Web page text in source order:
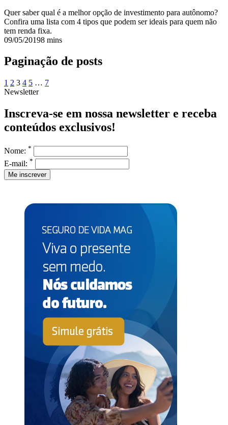
Quer saber qual é a melhor opção de investimento para autônomo?
Confira uma lista com 4 tipos que podem ser ideais para quem não
tem renda fixa.
09/05/20198 mins
Paginação de posts
1 2 3 4 5 … 7
Newsletter
Inscreva-se em nossa newsletter e receba
conteúdos exclusivos!
Nome: *
E-mail: *